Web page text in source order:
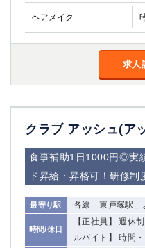
ヘアメイク
求人
クラブ アッシュ(ア
食事補助1日1000円◎実
ド昇給・昇格可！研修
最寄り駅 各線「東戸塚駅」
時間/休日
【正社員】 週休
ルバイト】 時間